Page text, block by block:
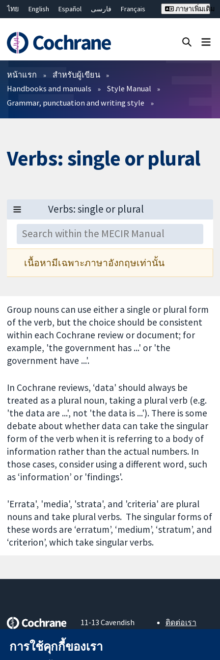
ไทย English Español فارسی
Français
Bahasa Malaysia
繁體中文 简体中文
ภาษาเพิ่มเติม
ตัวกรอง
หน้าแรก
สำหรับผู้เขียน
Handbooks and manuals
Style Manual
Grammar, punctuation and writing style
Verbs: single or plural
เนื้อหามีเฉพาะภาษาอังกฤษเท่านั้น
Group nouns can use either a single or plural form
of the verb, but the choice should be consistent
within each Cochrane review or document; for
example, 'the government has ...' or 'the
government have ...'.
In Cochrane reviews, ‘data' should always be
treated as a plural noun, taking a plural verb (e.g.
'the data are ...', not 'the data is ...'). There is some
debate about whether data can take the singular
form of the verb when it is referring to a body of
information rather than the actual numbers. In
those cases, consider using a different word, such
as ‘information’ or 'findings'.
'Errata', 'media', 'strata', and 'criteria' are plural
nouns and take plural verbs. The singular forms of
these words are ‘erratum’, ‘medium’, ‘stratum’, and
‘criterion’, which take singular verbs.
หลักฐานที่เชื่อถือ
ได้
11-13 Cavendish
London
ติดต่อเรา
การใช้คุกกี้ของเรา